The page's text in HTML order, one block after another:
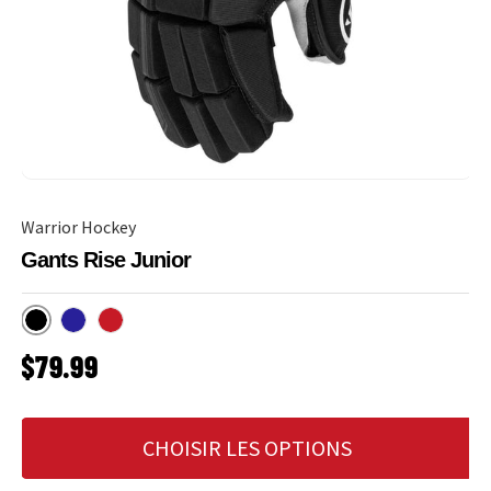
Warrior Hockey
Gants Rise Junior
Noir MarineRouge
PRIX HABITUEL
$79.99
CHOISIR LES OPTIONS